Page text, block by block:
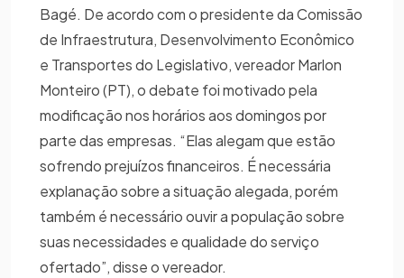
Bagé. De acordo com o presidente da Comissão
de Infraestrutura, Desenvolvimento Econômico
e Transportes do Legislativo, vereador Marlon
Monteiro (PT), o debate foi motivado pela
modificação nos horários aos domingos por
parte das empresas. “Elas alegam que estão
sofrendo prejuízos financeiros. É necessária
explanação sobre a situação alegada, porém
também é necessário ouvir a população sobre
suas necessidades e qualidade do serviço
ofertado”, disse o vereador.